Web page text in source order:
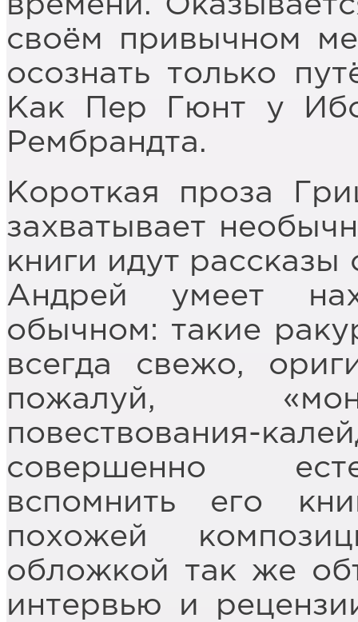
своём привычном
осознать только
Как Пер Гюнт у
Рембрандта.
Короткая проза
захватывает
книги идут
Андрей умеет
обычном: такие
всегда свежо,
пожалуй,
повествования-
совершенно
вспомнить его
похожей
обложкой так же
интервью и